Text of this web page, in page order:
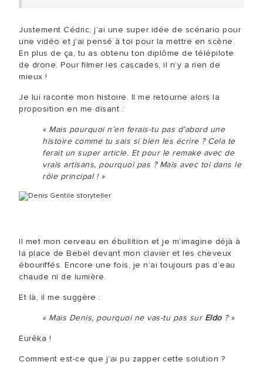
Justement Cédric, j’ai une super idée de scénario pour
une vidéo et j’ai pensé à toi pour la mettre en scène.
En plus de ça, tu as obtenu ton diplôme de télépilote
de drone. Pour filmer les cascades, il n’y a rien de
mieux !
Je lui raconte mon histoire. Il me retourne alors la
proposition en me disant :
« Mais pourquoi n’en ferais-tu pas d’abord une
histoire comme tu sais si bien les écrire ? Cela te
ferait un super article. Et pour le remake avec de
vrais artisans, pourquoi pas ? Mais avec toi dans le
rôle principal ! »
Il met mon cerveau en ébullition et je m’imagine déjà à
la place de Bebel devant mon clavier et les cheveux
ébouriffés. Encore une fois, je n’ai toujours pas d’eau
chaude ni de lumière.
Et là, il me suggère :
« Mais Denis, pourquoi ne vas-tu pas sur Eldo ? »
Eurêka !
Comment est-ce que j’ai pu zapper cette solution ?